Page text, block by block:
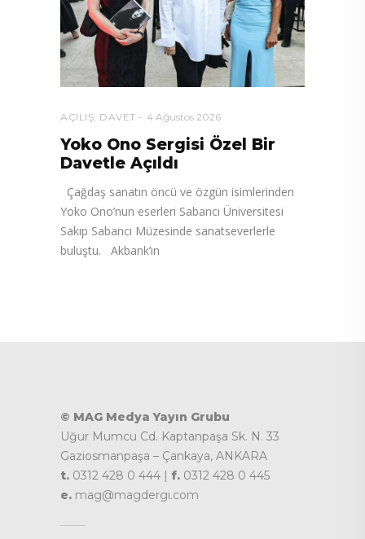
AÇILIŞ DAVET 4 Ağustos 2026
Yoko Ono Sergisi Özel Bir
Davetle Açıldı
Çağdaş sanatın öncü ve özgün isimlerinden
Yoko Ono’nun eserleri Sabancı Üniversitesi
Sakıp Sabancı Müzesinde sanatseverlerle
buluştu. Akbank’ın
© MAG Medya Yayın Grubu
Uğur Mumcu Cd. Kaptanpaşa Sk. N. 33
Gaziosmanpaşa – Çankaya, ANKARA
t. 0312 428 0 444 | f. 0312 428 0 445
e. mag@magdergi.com